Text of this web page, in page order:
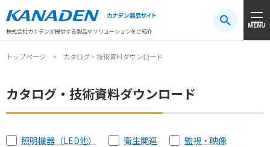
株式会社カナデンが提供する製品やソリューションをご紹介
MENU
注目キーワード#振動センサ#AGV #防爆#アシストスーツ
トップページ カタログ・技術資料ダウンロード
カタログ・技術資料ダウンロード
照明機器（LED他） 衛生関連
監視・映像